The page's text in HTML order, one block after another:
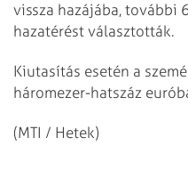
vissza hazájába, további
hazatérést választották.
Kiutasítás esetén a
háromezer-hatszáz
(MTI / Hetek)